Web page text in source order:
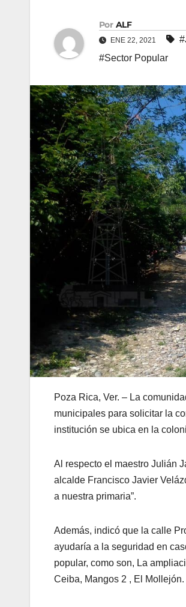
Por ALF
ENE 22, 2021
#Sector Popular
Poza Rica, Ver. – La
municipales para solicitar la
institución se ubica en la
Al respecto el maestro Julián
alcalde Francisco Javier
a nuestra primaria”.
Además, indicó que la calle
ayudaría a la seguridad en
popular, como son, La
Ceiba, Mangos 2 , El Mollejón.